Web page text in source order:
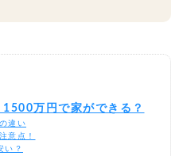
万円で家ができる？
違い
意点！
い？